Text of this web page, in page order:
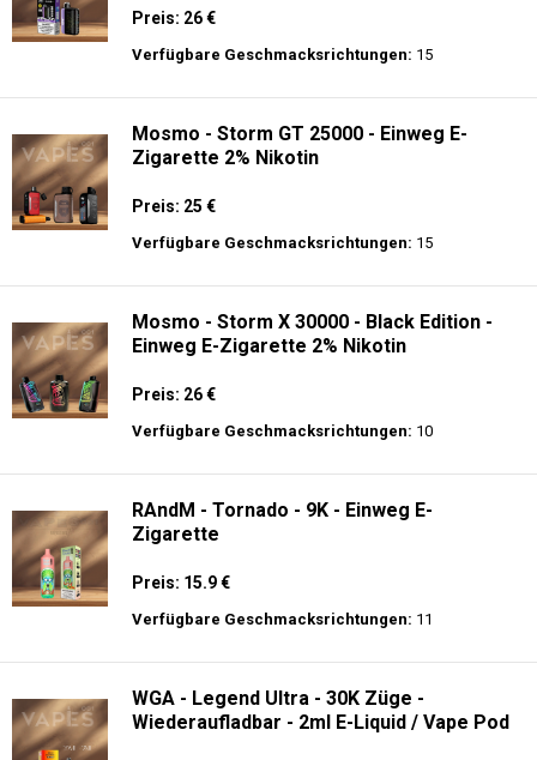
Preis: 26 €
Verfügbare Geschmacksrichtungen: 15
Mosmo - Storm GT 25000 - Einweg E-
Zigarette 2% Nikotin
Preis: 25 €
Verfügbare Geschmacksrichtungen: 15
Mosmo - Storm X 30000 - Black Edition -
Einweg E-Zigarette 2% Nikotin
Preis: 26 €
Verfügbare Geschmacksrichtungen: 10
RAndM - Tornado - 9K - Einweg E-
Zigarette
Preis: 15.9 €
Verfügbare Geschmacksrichtungen: 11
WGA - Legend Ultra - 30K Züge -
Wiederaufladbar - 2ml E-Liquid / Vape Pod